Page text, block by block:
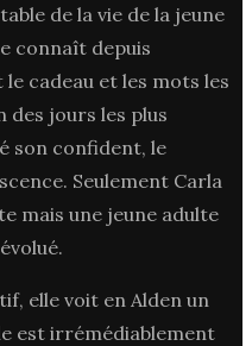
de la vie de la jeune
connaît depuis
cadeau et les mots les
des jours les plus
son confident, le
Seulement Carla
mais une jeune adulte
elle voit en Alden un
est irrémédiablement